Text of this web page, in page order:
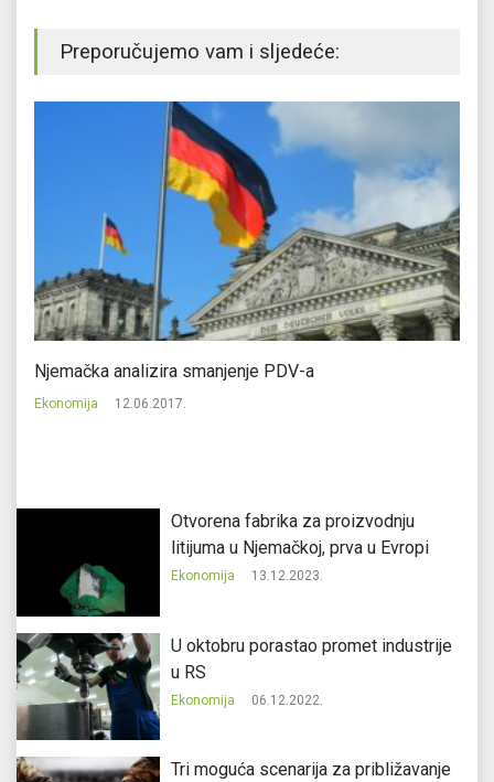
Preporučujemo vam i sljedeće:
Njemačka analizira smanjenje PDV-a
Ekonomija 12.06.2017.
Otvorena fabrika za proizvodnju
litijuma u Njemačkoj, prva u Evropi
Ekonomija 13.12.2023.
U oktobru porastao promet industrije
u RS
Ekonomija 06.12.2022.
Tri moguća scenarija za približavanje